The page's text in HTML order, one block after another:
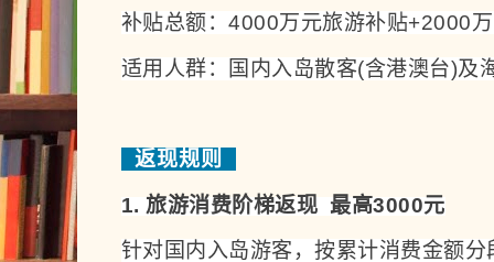
补贴总额：4000万元旅游补贴+2000
适用人群：国内入岛散客(含港澳台)及
返现规则
1. 旅游消费阶梯返现  最高3000元
针对国内入岛游客，按累计消费金额